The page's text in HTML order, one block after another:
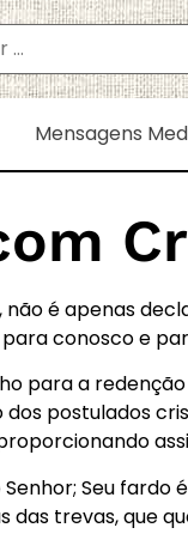
Mensagens
é apenas
conosco e
para a
postulados
Seu fardo
das trevas, que